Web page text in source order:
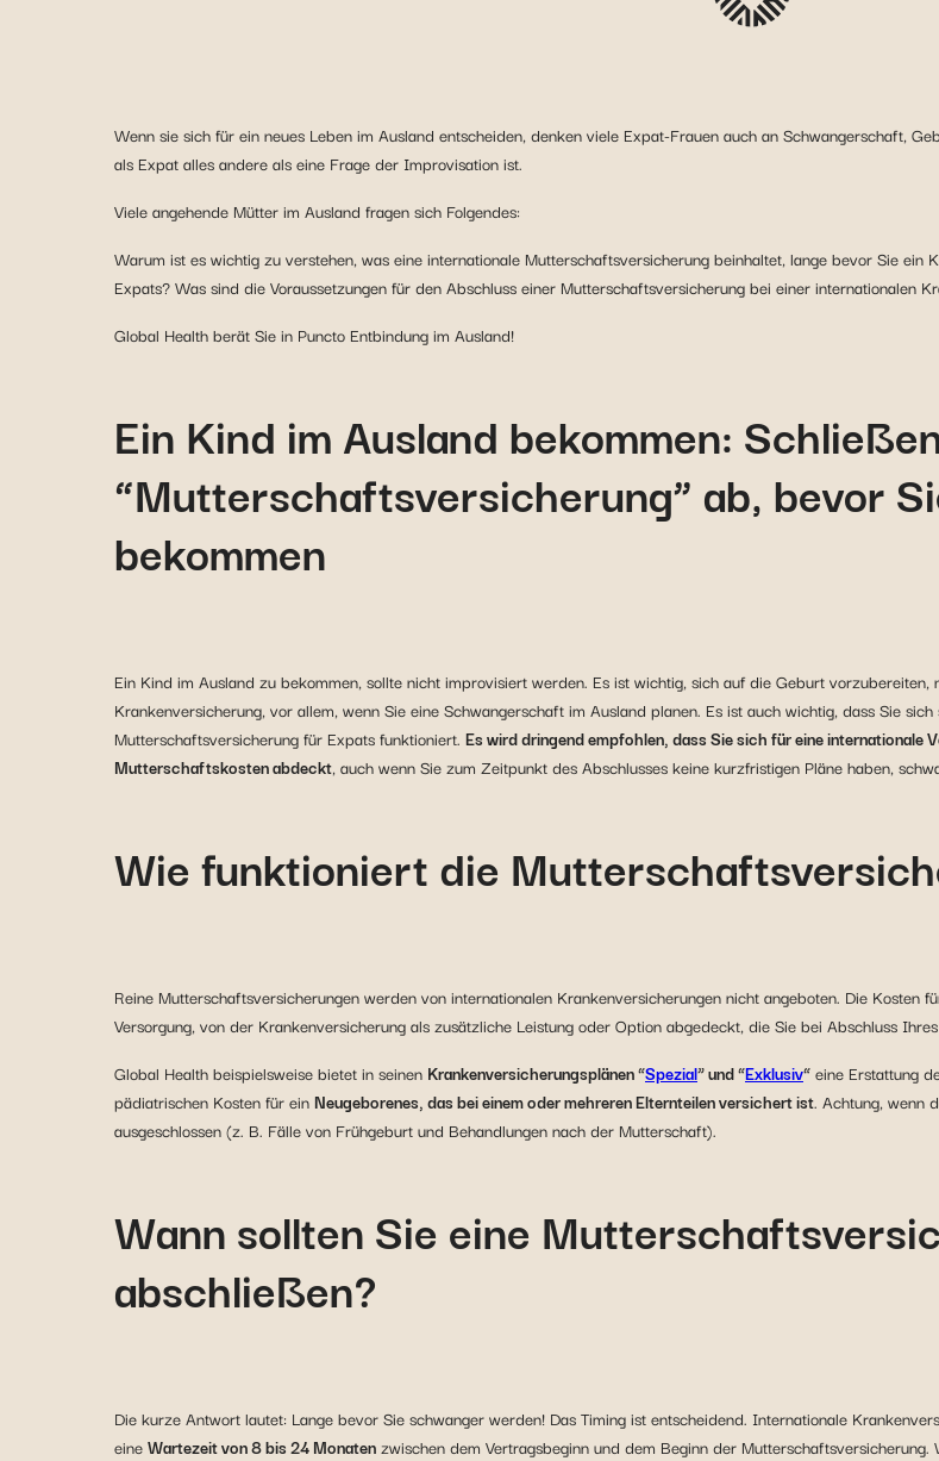
Wenn sie sich für ein neues Leben im Ausland entscheiden, denken viele Expat-Frauen auch an Schwangerschaft,
als Expat alles andere als eine Frage der Improvisation ist.
Viele angehende Mütter im Ausland fragen sich Folgendes:
Warum ist es wichtig zu verstehen, was eine internationale Mutterschaftsversicherung beinhaltet, lange bevor Sie
Expats? Was sind die Voraussetzungen für den Abschluss einer Mutterschaftsversicherung bei einer internationalen
Global Health berät Sie in Puncto Entbindung im Ausland!
Ein Kind im Ausland bekommen:
“Mutterschaftsversicherung” ab, bevor
bekommen
Ein Kind im Ausland zu bekommen, sollte nicht improvisiert werden. Es ist wichtig, sich auf die Geburt
Krankenversicherung, vor allem, wenn Sie eine Schwangerschaft im Ausland planen. Es ist auch wichtig, dass Sie
Mutterschaftsversicherung für Expats funktioniert. Es wird dringend empfohlen, dass Sie sich für eine
Mutterschaftskosten abdeckt, auch wenn Sie zum Zeitpunkt des Abschlusses keine kurzfristigen Pläne haben,
Wie funktioniert die
Reine Mutterschaftsversicherungen werden von internationalen Krankenversicherungen nicht angeboten. Die
Versorgung, von der Krankenversicherung als zusätzliche Leistung oder Option abgedeckt, die Sie bei Abschluss
Global Health beispielsweise bietet in seinen Krankenversicherungsplänen “Spezial” und “Exklusiv“eine Erstattung
pädiatrischen Kosten für einNeugeborenes, das bei einem oder mehreren Elternteilen versichert ist. Achtung, wenn
ausgeschlossen (z. B. Fälle von Frühgeburt und Behandlungen nach der Mutterschaft).
Wann sollten Sie eine
abschließen?
Die kurze Antwort lautet: Lange bevor Sie schwanger werden! Das Timing ist entscheidend. Internationale
eineWartezeit von 8 bis 24 Monatenzwischen dem Vertragsbeginn und dem Beginn der